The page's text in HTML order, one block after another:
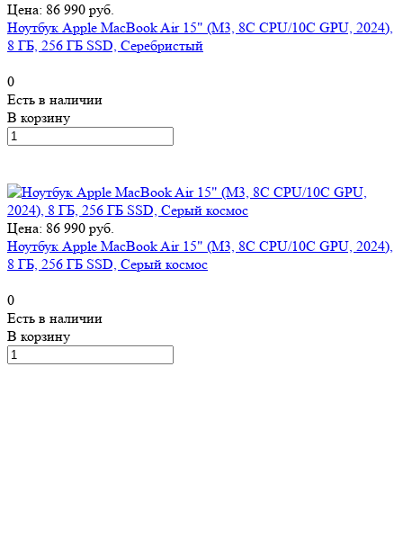
Цена: 86 990 руб.
Ноутбук Apple MacBook Air 15" (M3, 8C CPU/10C GPU, 2024),
8 ГБ, 256 ГБ SSD, Серебристый
0
Есть в наличии
В корзину
Цена: 86 990 руб.
Ноутбук Apple MacBook Air 15" (M3, 8C CPU/10C GPU, 2024),
8 ГБ, 256 ГБ SSD, Серый космос
0
Есть в наличии
В корзину